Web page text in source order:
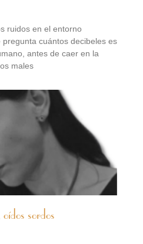
ruidos en el entorno
cuántos decibeles es
antes de caer en la
males
sordos